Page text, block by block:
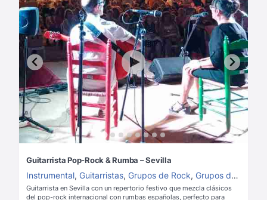
Guitarrista Pop-Rock & Rumba – Sevilla
Instrumental, Guitarristas, Grupos de Rock, Grupos de música para boda
Guitarrista en Sevilla con un repertorio festivo que mezcla clásicos
del pop-rock internacional con rumbas españolas, perfecto para